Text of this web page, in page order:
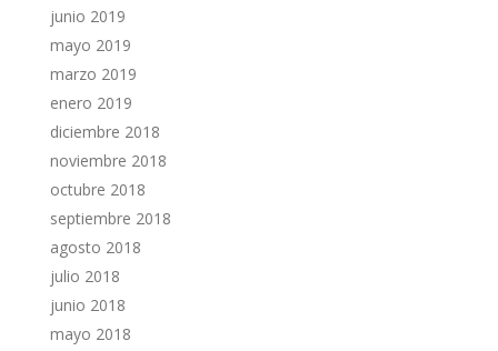
junio 2019
mayo 2019
marzo 2019
enero 2019
diciembre 2018
noviembre 2018
octubre 2018
septiembre 2018
agosto 2018
julio 2018
junio 2018
mayo 2018